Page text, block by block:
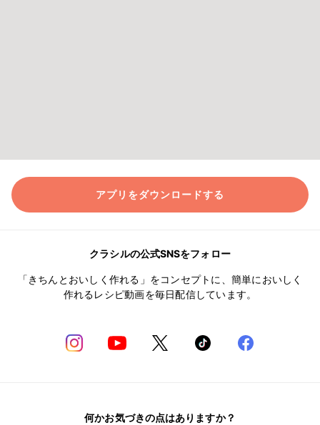
アプリをダウンロードする
クラシルの公式SNSをフォロー
「きちんとおいしく作れる」をコンセプトに、簡単においしく
作れるレシピ動画を毎日配信しています。
何かお気づきの点はありますか？